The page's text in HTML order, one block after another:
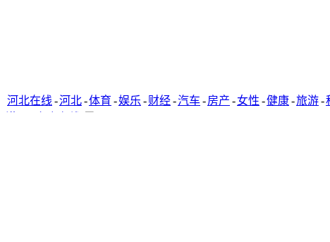
河北在线 -河北-体育 -娱乐 -财经-汽车 -房产 -女性 -健康-旅游-